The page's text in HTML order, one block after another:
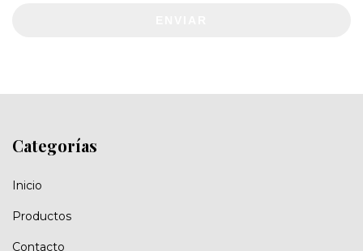
Categorías
Inicio
Productos
Contacto